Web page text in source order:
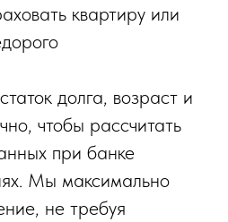
квартиру или
долга, возраст и
чтобы рассчитать
при банке
Мы максимально
не требуя